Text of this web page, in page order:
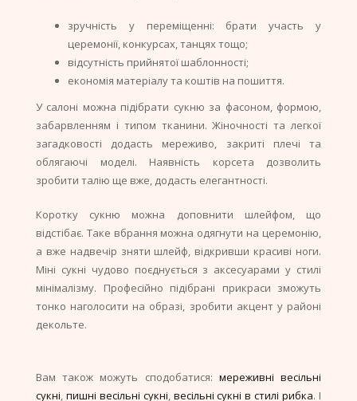
зручність у переміщенні: брати участь у
церемонії, конкурсах, танцях тощо;
відсутність прийнятої шаблонності;
економія матеріалу та коштів на пошиття.
У салоні можна підібрати сукню за фасоном, формою,
забарвленням і типом тканини. Жіночності та легкої
загадковості додасть мереживо, закриті плечі та
облягаючі моделі. Наявність корсета дозволить
зробити талію ще вже, додасть елегантності.
Коротку сукню можна доповнити шлейфом, що
відстібає. Таке вбрання можна одягнути на церемонію,
а вже надвечір зняти шлейф, відкривши красиві ноги.
Міні сукні чудово поєднується з аксесуарами у стилі
мінімалізму. Професійно підібрані прикраси зможуть
тонко наголосити на образі, зробити акцент у районі
декольте.
Вам також можуть сподобатися: мереживні весільні
сукні, пишні весільні сукні, весільні сукні в стилі рибка. І